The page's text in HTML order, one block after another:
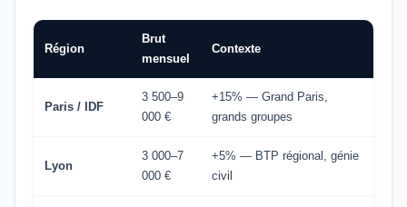
Région
Brut
mensuel
Contexte
Paris / IDF
3 500–9
000 €
+15% — Grand Paris,
grands groupes
Lyon
3 000–7
000 €
+5% — BTP régional, génie
civil